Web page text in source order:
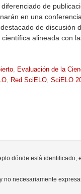
de
en una
de discusión
alineada con
, Evaluación de la
, Red SciELO, SciELO
dónde está identificado,
no necesariamente